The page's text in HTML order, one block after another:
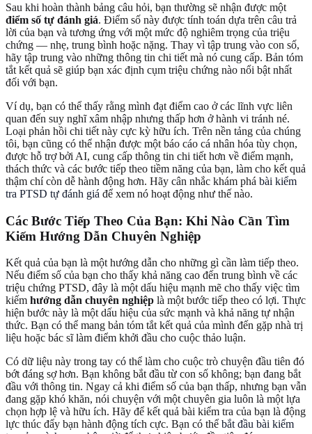
Sau khi hoàn thành bảng câu hỏi, bạn thường sẽ nhận được một
điểm số tự đánh giá. Điểm số này được tính toán dựa trên câu trả
lời của bạn và tương ứng với một mức độ nghiêm trọng của triệu
chứng — nhẹ, trung bình hoặc nặng. Thay vì tập trung vào con số,
hãy tập trung vào những thông tin chi tiết mà nó cung cấp. Bản tóm
tắt kết quả sẽ giúp bạn xác định cụm triệu chứng nào nổi bật nhất
đối với bạn.
Ví dụ, bạn có thể thấy rằng mình đạt điểm cao ở các lĩnh vực liên
quan đến suy nghĩ xâm nhập nhưng thấp hơn ở hành vi tránh né.
Loại phản hồi chi tiết này cực kỳ hữu ích. Trên nền tảng của chúng
tôi, bạn cũng có thể nhận được một báo cáo cá nhân hóa tùy chọn,
được hỗ trợ bởi AI, cung cấp thông tin chi tiết hơn về điểm mạnh,
thách thức và các bước tiếp theo tiềm năng của bạn, làm cho kết quả
thậm chí còn dễ hành động hơn. Hãy cân nhắc khám phá bài kiểm
tra PTSD tự đánh giá để xem nó hoạt động như thế nào.
Các Bước Tiếp Theo Của Bạn: Khi Nào Cần Tìm
Kiếm Hướng Dẫn Chuyên Nghiệp
Kết quả của bạn là một hướng dẫn cho những gì cần làm tiếp theo.
Nếu điểm số của bạn cho thấy khả năng cao đến trung bình về các
triệu chứng PTSD, đây là một dấu hiệu mạnh mẽ cho thấy việc tìm
kiếm hướng dẫn chuyên nghiệp là một bước tiếp theo có lợi. Thực
hiện bước này là một dấu hiệu của sức mạnh và khả năng tự nhận
thức. Bạn có thể mang bản tóm tắt kết quả của mình đến gặp nhà trị
liệu hoặc bác sĩ làm điểm khởi đầu cho cuộc thảo luận.
Có dữ liệu này trong tay có thể làm cho cuộc trò chuyện đầu tiên đó
bớt đáng sợ hơn. Bạn không bắt đầu từ con số không; bạn đang bắt
đầu với thông tin. Ngay cả khi điểm số của bạn thấp, nhưng bạn vẫn
đang gặp khó khăn, nói chuyện với một chuyên gia luôn là một lựa
chọn hợp lệ và hữu ích. Hãy để kết quả bài kiểm tra của bạn là động
lực thúc đẩy bạn hành động tích cực. Bạn có thể bắt đầu bài kiểm